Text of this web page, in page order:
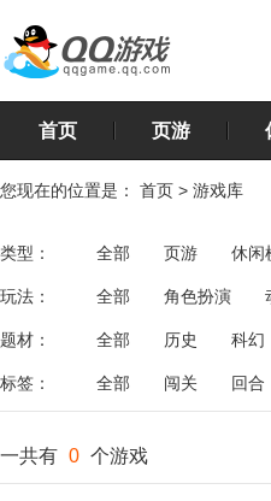
首页 页游
您现在的位置是： 首页 > 游戏库
类型： 全部 页游 休闲
玩法： 全部 角色扮演
飞行
恋爱 第三
题材： 全部 历史 科幻
标签： 全部 闯关 回合
一共有 0 个游戏